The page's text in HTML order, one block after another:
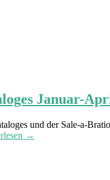
Januar-
und der Sale-a-
→